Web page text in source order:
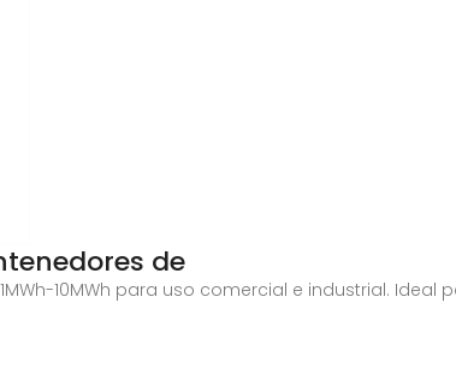
de
10MWh para uso comercial e industrial. Ideal